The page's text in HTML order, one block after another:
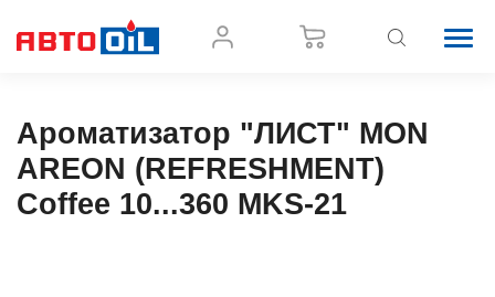
Ароматизатор "ЛИСТ" MON
AREON (REFRESHMENT)
Coffee 10...360 MKS-21